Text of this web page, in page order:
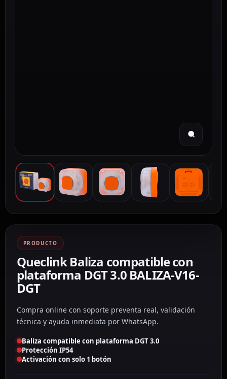
PRODUCTO
Queclink Baliza compatible con
plataforma DGT 3.0 BALIZA-V16-
DGT
Compra online con soporte preventa real, validación
técnica y ayuda inmediata por WhatsApp.
Baliza compatible con plataforma DGT 3.0
Protección IP54
Activación con solo 1 botón